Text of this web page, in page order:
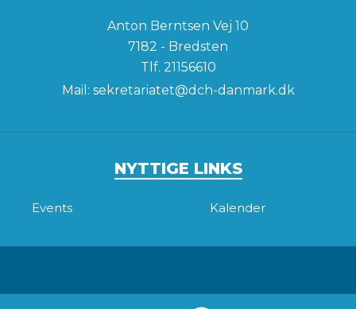
Anton Berntsen Vej 10
7182 - Bredsten
Tlf. 21156610
Mail: sekretariatet@dch-danmark.dk
NYTTIGE LINKS
Events Kalender